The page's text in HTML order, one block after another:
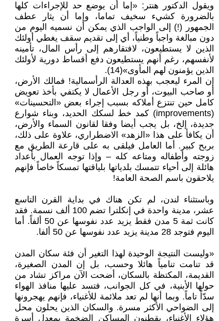
ويقول الدكتور هنتر: «إما أن يوضع حد للإجراءات كلها
بالضرورة کشيء سخيف تماما، وإما أن يثار عطف
الجمهور (!) إلى الواجب الذي يمكن أن نسميه اليوم من
دون مبالغة واجباً وطنياً، أي إلى تقديم سقف يغطي أولئك
الذين لا يستطيعون، لافتقارهم إلى رأس المال، تأمينه
لأنفسهم، رغم أنهم يستطيعون دفع أقساط دورية لأولئك
الذين يؤمنون لهم المأوى»(14).
إن المرء ليعجب بهذه العدالة الرأسمالية! فمالك الأرض،
أو صاحب البيوت، أو رجل الأعمال لا يكتفي بأخذ تعویض
کامل حين تنتزع أملاكه بسبب إجراء بعض «التحسينات»
(improvements) كمد خط لسكك الحديد، وبناء شوارع
جديدة، إلخ، بل يجب أيضا وفقا لقانون السماء والأرض،
أن يكافأ على هذا «الزهد» الاضطراري، علاوة على ذلك،
بربح كبير. أما العامل فيلقى به على قارعة الطريق مع
زوجته وأطفاله ومتاعه كله – وإذا توجه العمال بأعداد
هائلة إلى أحياء تتمسك بلدياتها بلياقتها تمسكاً خاصاً فإنهم
يلاحقون باسم الصحة العامة!
وباستثناء لندن، لم تكن هناك في بداية القرن التاسع
عشر، مدينة واحدة في إنكلترا تضم 100 ألف نسمة. فقد
كانت ثمة 5 مدن فقط يزيد عدد نفوسها عن 50 ألفاً. أما
اليوم فتوجد 28 مدينة يزيد عدد نفوسها عن 50 ألفا.
«وليست النتيجة الوحيدة لهذا التغير أن فئة سكان المدن
قد تنامت تنامياً هائلا وحسب، بل إن المدن الصغيرة،
القديمة، المكتظة بالسكان، أضحت الآن مراکز تشاد من
حولها الأبنية، في كل الجوانب، فتسد عليها منافذ الهواء
سدّاً تاماً. وبما أنها لم تعد ملائمة للأغنياء، فإنهم يهجرونها
إلى الضواحي الأكثر مسرة. والسكان الذين يحلون محل
هؤلاء الأغنياء، يقطنون المساكن الضخمة بمعدل أسرة